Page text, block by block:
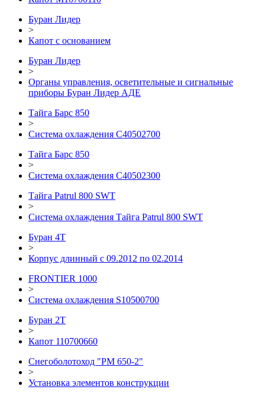
Буран Лидер
>
Капот с основанием
Буран Лидер
>
Органы управления, осветительные и сигнальные
приборы Буран Лидер АДЕ
Тайга Барс 850
>
Система охлаждения C40502700
Тайга Барс 850
>
Система охлаждения С40502300
Тайга Patrul 800 SWT
>
Система охлаждения Тайга Patrul 800 SWT
Буран 4Т
>
Корпус длинный с 09.2012 по 02.2014
FRONTIER 1000
>
Система охлаждения S10500700
Буран 2Т
>
Капот 110700660
Снегоболотоход "РМ 650-2"
>
Установка элементов конструкции